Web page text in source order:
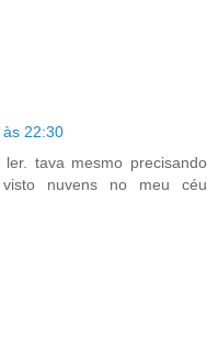
22:30
tava mesmo precisando
nuvens no meu céu